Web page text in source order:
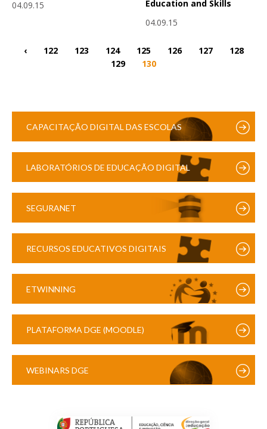
04.09.15
Education and Skills
04.09.15
‹ 122 123 124 125 126 127
128
129
130
CAPACITAÇÃO DIGITAL DAS ESCOLAS
LABORATÓRIOS DE EDUCAÇÃO DIGITAL
SEGURANET
RECURSOS EDUCATIVOS DIGITAIS
ETWINNING
PLATAFORMA DGE (MOODLE)
WEBINARS DGE